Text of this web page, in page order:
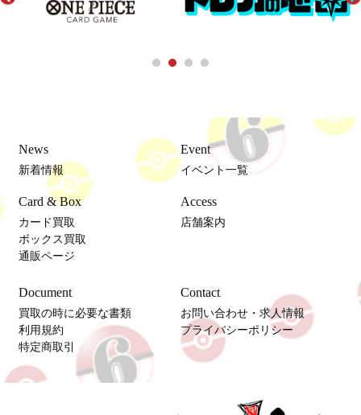
News
新着情報
Event
イベント一覧
Card & Box
カード買取
ボックス買取
通販ページ
Access
店舗案内
Document
買取の時に必要な書類
利用規約
特定商取引
Contact
お問い合わせ・求人情報
プライバシーポリシー